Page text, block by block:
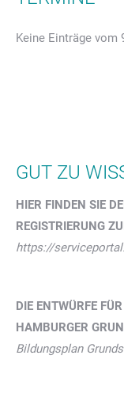
Keine Einträge vom
GUT ZU
HIER FINDEN SIE
REGISTRIERUNG
https://
DIE ENTWÜRFE
HAMBURGER
Bildungsplan